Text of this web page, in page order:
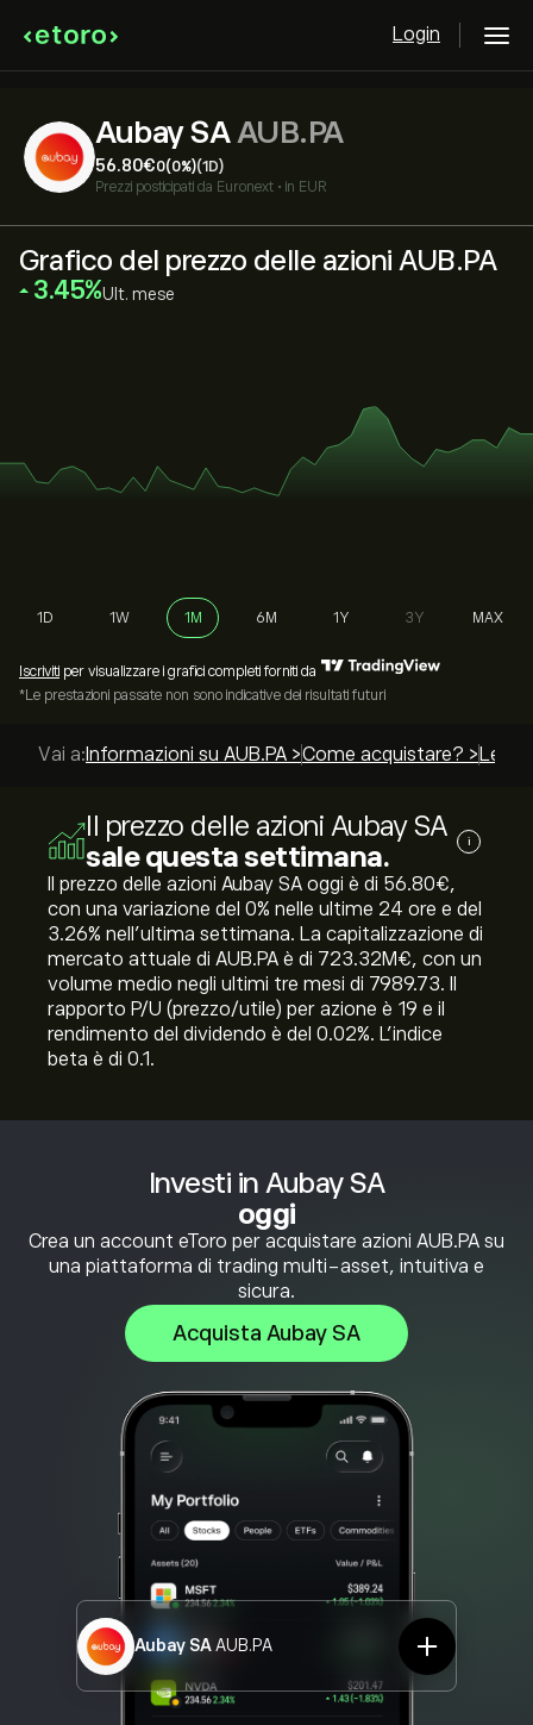
Login
Aubay SAAUB.PA
56.80‎€‎0(0%)(1D)
Prezzi posticipati da Euronext • in EUR
Investi in Aubay SA
oggi
Crea un account eToro per acquistare azioni AUB.PA su
una piattaforma di trading multi-asset, intuitiva e
sicura.
Acquista Aubay SA
Aubay SAAUB.PA
Grafico del prezzo delle azioni AUB.PA
‎3.45‎ Ult. mese
1D 1W 1M 6M 1Y 3Y MAX
Iscriviti per visualizzare i grafici completi forniti da
*Le prestazioni passate non sono indicative dei risultati futuri
Vai a: Informazioni su AUB.PA >Come acquistare? > Le
Il prezzo delle azioni Aubay SA
sale questa settimana.
i
Il prezzo delle azioni Aubay SA oggi è di 56.80‎€‎,
con una variazione del ‎0‎% nelle ultime 24 ore e del
‎3.26‎% nell'ultima settimana. La capitalizzazione di
mercato attuale di AUB.PA è di 723.32M‎€‎, con un
volume medio negli ultimi tre mesi di 7989.73. Il
rapporto P/U (prezzo/utile) per azione è 19 e il
rendimento del dividendo è del 0.02%. L'indice
beta è di 0.1.